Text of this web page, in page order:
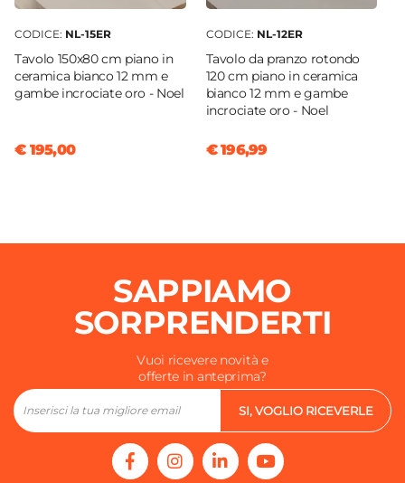
CODICE: NL-15ER
Tavolo 150x80 cm piano in
ceramica bianco 12 mm e
gambe incrociate oro - Noel
€ 195,00
CODICE: NL-12ER
Tavolo da pranzo rotondo
120 cm piano in ceramica
bianco 12 mm e gambe
incrociate oro - Noel
€ 196,99
SAPPIAMO
SORPRENDERTI
Vuoi ricevere novità e
offerte in anteprima?
SI, VOGLIO RICEVERLE